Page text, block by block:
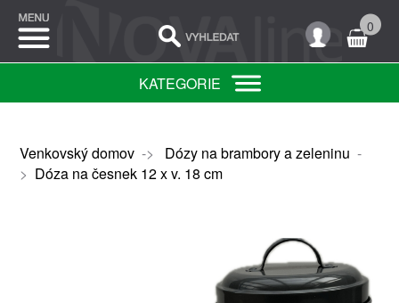
0
KATEGORIE
Venkovský domov-> Dózy na brambory a zeleninu -
> Dóza na česnek 12 x v. 18 cm